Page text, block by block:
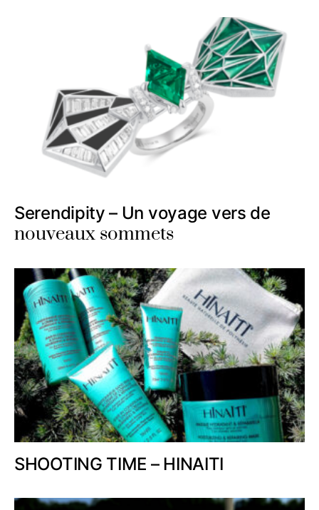
Serendipity – Un voyage vers de
nouveaux sommets
SHOOTING TIME – HINAITI